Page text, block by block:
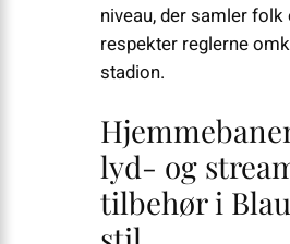
niveau, der samler folk
respekter reglerne
stadion.
lyd- og
tilbehør i